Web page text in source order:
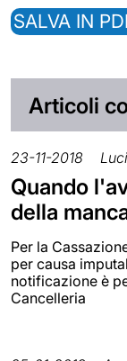
SALVA IN
Articoli
23-11-2018
Quando
della
Per la
per causa
notificazione è
Cancelleria